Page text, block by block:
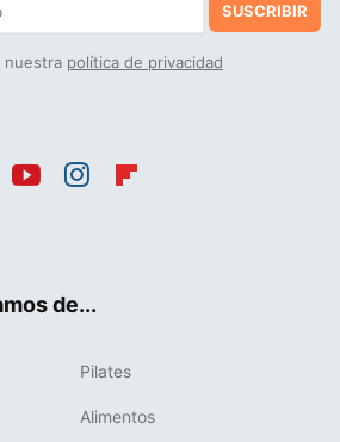
SUSCRIBIR
nuestra política de privacidad
de...
Pilates
Alimentos